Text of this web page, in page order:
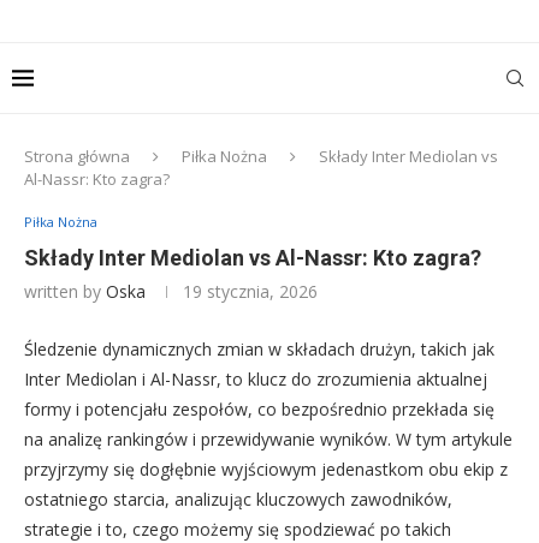
Strona główna Piłka Nożna
Składy Inter Mediolan vs
Al-Nassr: Kto zagra?
Piłka Nożna
Składy Inter Mediolan vs Al-Nassr: Kto zagra?
written by Oska 19 stycznia, 2026
Śledzenie dynamicznych zmian w składach drużyn, takich jak
Inter Mediolan i Al-Nassr, to klucz do zrozumienia aktualnej
formy i potencjału zespołów, co bezpośrednio przekłada się
na analizę rankingów i przewidywanie wyników. W tym artykule
przyjrzymy się dogłębnie wyjściowym jedenastkom obu ekip z
ostatniego starcia, analizując kluczowych zawodników,
strategie i to, czego możemy się spodziewać po takich